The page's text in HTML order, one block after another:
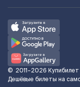
© 2011–2026 Купибилет
Дешёвые билеты на